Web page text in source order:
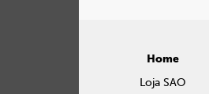
Home
Loja SAO